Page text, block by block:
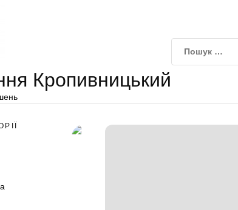
Кропивницький